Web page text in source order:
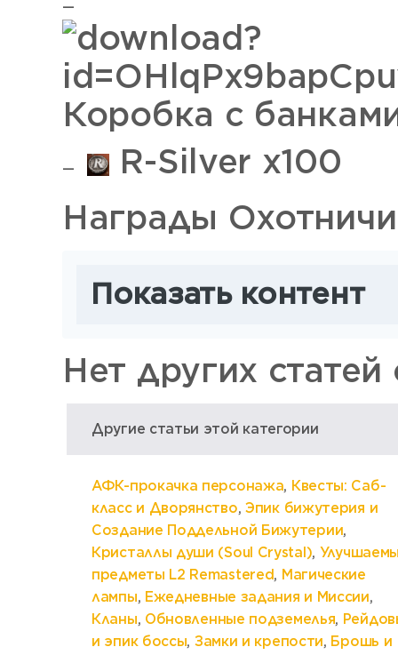
Коробка с
R-Silver x100
Награды
Показать контент
Нет других
Другие статьи этой категории
АФК-прокачка персонажа, Квесты: Саб-
класс и Дворянство,Эпик бижутерия и
Создание Поддельной Бижутерии,
Кристаллы души (Soul Crystal),
предметы L2 Remastered, Магические
лампы, Ежедневные задания и Миссии,
Кланы, Обновленные подземелья,
и эпик боссы, Замки и крепости, Брошь и